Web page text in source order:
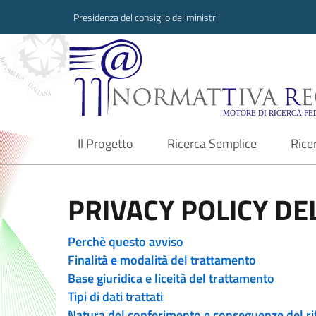
Presidenza del consiglio dei ministri
Normattiva
Il Progetto
current Ricerca Semplice
PRIVACY POLICY
Perchè questo avviso
Finalità e modalità del trattamento
Base giuridica e liceità del trattamento
Tipi di dati trattati